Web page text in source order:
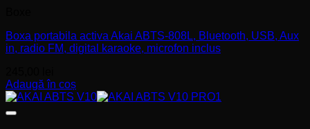
Boxa portabila activa Akai ABTS-808L, Bluetooth, USB, Aux
in, radio FM, digital karaoke, microfon inclus
Adaugă în coș